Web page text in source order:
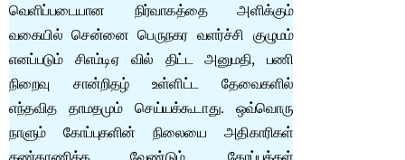
வெளிப்படையான நிர்வாகத்தை அளிக்கும்
வகையில் சென்னை பெருநகர வளர்ச்சி குழுமம்
எனப்படும் சிஎம்டிஏ வில் திட்ட அனுமதி, பணி
நிறைவு சான்றிதழ் உள்ளிட்ட தேவைகளில்
எந்தவித தாமதமும் செய்யக்கூடாது. ஒவ்வொரு
நாளும் கோப்புகளின் நிலையை அதிகாரிகள்